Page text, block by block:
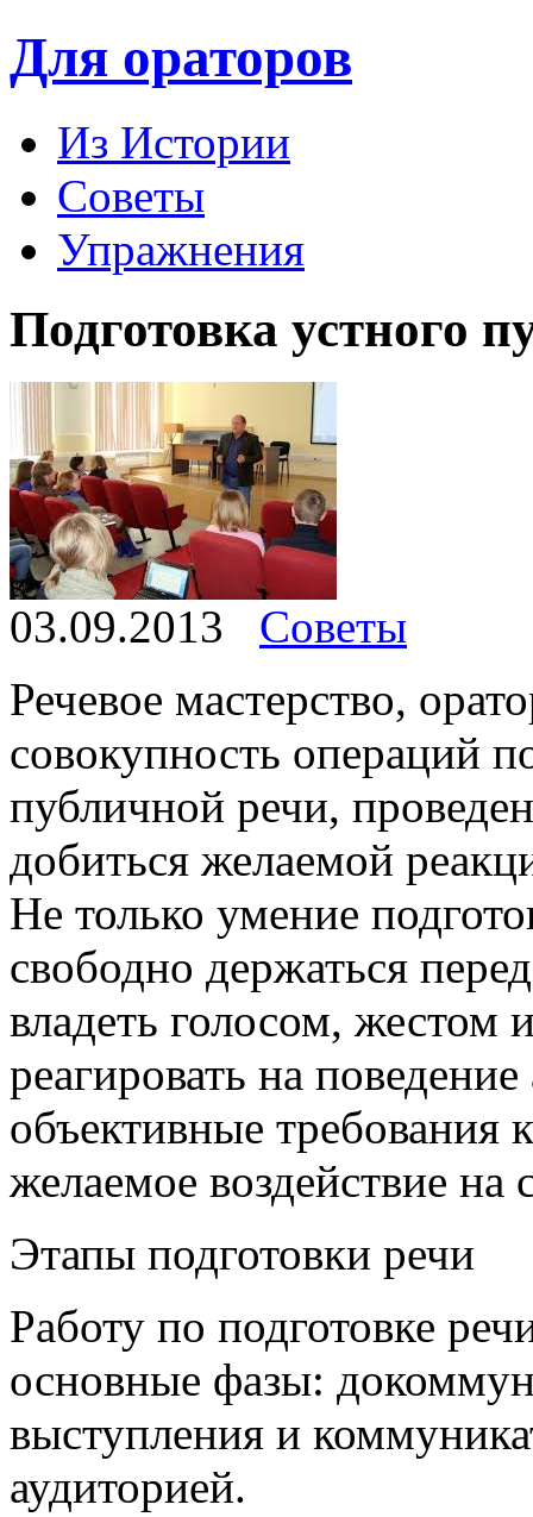
Для ораторов
Из Истории
Советы
Упражнения
Подготовка устного
03.09.2013
Советы
Речевое мастерство,
совокупность операций
публичной речи,
добиться желаемой
Не только умение
свободно держаться
владеть голосом,
реагировать на
объективные требования
желаемое воздействие на
Этапы подготовки речи
Работу по подготовке
основные фазы:
выступления и
аудиторией.